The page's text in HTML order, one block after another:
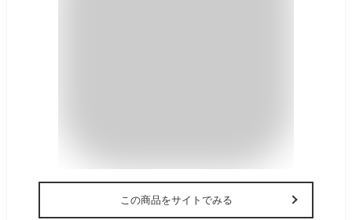
この商品をサイトでみる